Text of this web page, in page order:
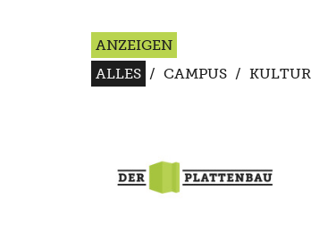
ANZEIGEN
ALLES / CAMPUS / KULTUR